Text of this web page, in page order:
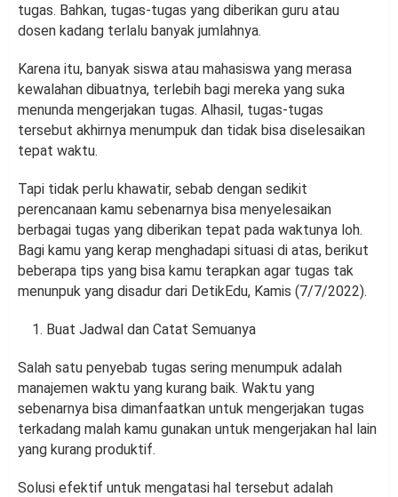
tugas. Bahkan, tugas-tugas yang diberikan guru atau
dosen kadang terlalu banyak jumlahnya.
Karena itu, banyak siswa atau mahasiswa yang merasa
kewalahan dibuatnya, terlebih bagi mereka yang suka
menunda mengerjakan tugas. Alhasil, tugas-tugas
tersebut akhirnya menumpuk dan tidak bisa diselesaikan
tepat waktu.
Tapi tidak perlu khawatir, sebab dengan sedikit
perencanaan kamu sebenarnya bisa menyelesaikan
berbagai tugas yang diberikan tepat pada waktunya loh.
Bagi kamu yang kerap menghadapi situasi di atas, berikut
beberapa tips yang bisa kamu terapkan agar tugas tak
menunpuk yang disadur dari DetikEdu, Kamis (7/7/2022).
Buat Jadwal dan Catat Semuanya
Salah satu penyebab tugas sering menumpuk adalah
manajemen waktu yang kurang baik. Waktu yang
sebenarnya bisa dimanfaatkan untuk mengerjakan tugas
terkadang malah kamu gunakan untuk mengerjakan hal lain
yang kurang produktif.
Solusi efektif untuk mengatasi hal tersebut adalah